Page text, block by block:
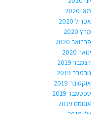
מאי 2020
אפריל 2020
מרץ 2020
פברואר 2020
ינואר 2020
דצמבר 2019
נובמבר 2019
אוקטובר 2019
ספטמבר 2019
אוגוסט 2019